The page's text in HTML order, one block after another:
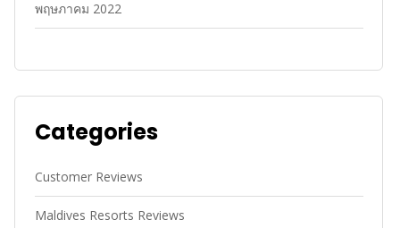
พฤษภาคม 2022
Categories
Customer Reviews
Maldives Resorts Reviews